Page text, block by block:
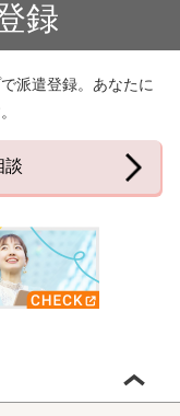
録
派遣登録。あなたに
談